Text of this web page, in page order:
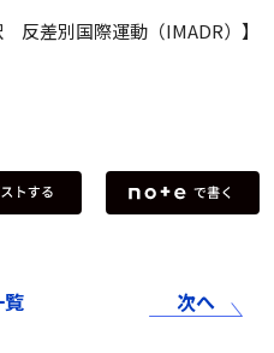
反差別国際運動（IMADR）】
覧 次へ